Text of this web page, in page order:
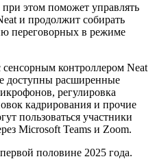
этом поможет управлять
и продолжит собирать
переговорных в режиме
контроллером Neat
доступны расширенные
регулировка
кадрирования и прочие
пользоваться участники
Microsoft Teams и Zoom.
половине 2025 года.